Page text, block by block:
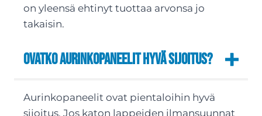
on yleensä ehtinyt tuottaa arvonsa jo
takaisin.
Ovatko aurinkopaneelit hyvä sijoitus?
Aurinkopaneelit ovat pientaloihin hyvä
sijoitus. Jos katon lappeiden ilmansuunnat